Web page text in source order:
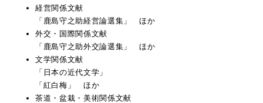
経営関係文献
「鹿島守之助経営論選集」 ほか
外交・国際関係文献
「鹿島守之助外交論選集」 ほか
文学関係文献
「日本の近代文学」
「紅白梅」 ほか
茶道・盆栽・美術関係文献